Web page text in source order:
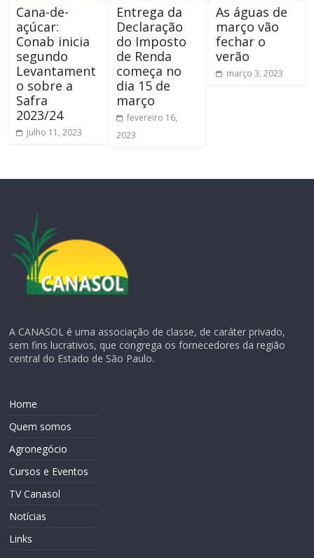
Cana-de-
açúcar:
Conab inicia
segundo
Levantament
o sobre a
Safra
2023/24
julho 11, 2023
Entrega da
Declaração
do Imposto
de Renda
começa no
dia 15 de
março
fevereiro 16,
2023
As águas de
março vão
fechar o
verão
março 3, 2023
A CANASOL é uma associação de classe, de caráter privado,
sem fins lucrativos, que congrega os fornecedores da região
central do Estado de São Paulo.
Home
Quem somos
Agronegócio
Cursos e Eventos
TV Canasol
Notícias
Links